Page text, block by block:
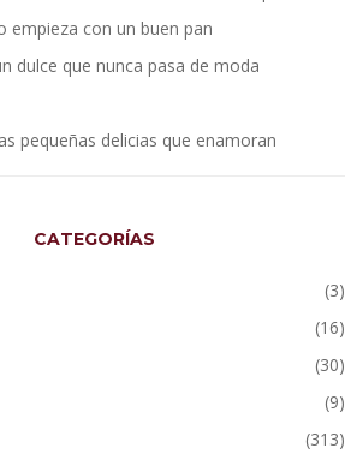
empieza con un buen pan
dulce que nunca pasa de moda
pequeñas delicias que enamoran
CATEGORÍAS
(3)
(16)
(30)
(9)
(313)